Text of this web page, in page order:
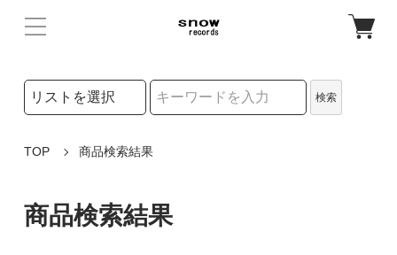
検索リストの選択
検索
TOP 商品検索結果
商品検索結果